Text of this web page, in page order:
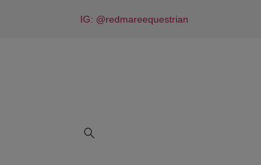
IG: @redmareequestrian